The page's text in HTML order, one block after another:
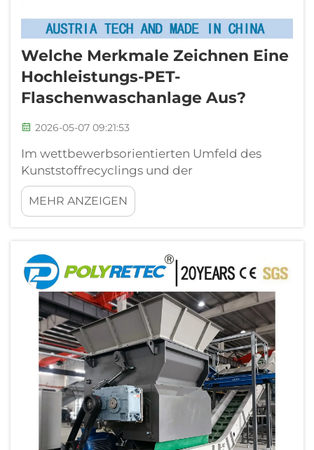
Welche Merkmale Zeichnen Eine
Hochleistungs-PET-
Flaschenwaschanlage Aus?
2026-05-07 09:21:53
Im wettbewerbsorientierten Umfeld des
Kunststoffrecyclings und der
Getränkeherstellung wirken sich die Effizienz
und Zuverlässigkeit von Reinigungsanlagen
unmittelbar auf die Produktqualität, die
umweltrechtlicher Vorschriften aus. Eine
Hochleistungs-PET-Flaschenwaschanlage …
MEHR ANZEIGEN